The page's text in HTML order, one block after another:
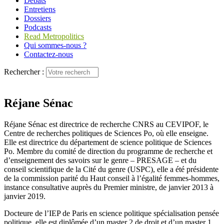
Entretiens
Dossiers
Podcasts
Read Metropolitics
Qui sommes-nous ?
Contactez-nous
Rechercher :
Réjane Sénac
Réjane Sénac est directrice de recherche CNRS au CEVIPOF, le
Centre de recherches politiques de Sciences Po, où elle enseigne.
Elle est directrice du département de science politique de Sciences
Po. Membre du comité de direction du programme de recherche et
d’enseignement des savoirs sur le genre – PRESAGE – et du
conseil scientifique de la Cité du genre (USPC), elle a été présidente
de la commission parité du Haut conseil à l’égalité femmes-hommes,
instance consultative auprès du Premier ministre, de janvier 2013 à
janvier 2019.
Docteure de l’IEP de Paris en science politique spécialisation pensée
politique, elle est diplômée d’un master 2 de droit et d’un master 1